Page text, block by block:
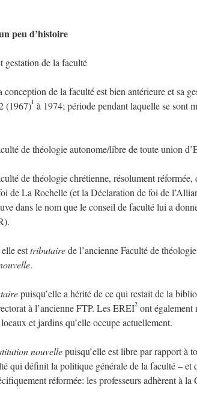
peu d’histoire
gestation de la faculté
de la faculté est bien antérieure et sa
(1967)1 à 1974; période pendant laquelle se sont
de théologie autonome/libre de toute union
de théologie chrétienne, résolument
de La Rochelle (et la Déclaration de foi de
dans le nom que le conseil de faculté lui a
esttributairede l’ancienne Faculté de
.
puisqu’elle a hérité de ce qui restait de la
à l’ancienne FTP. Les EREI2 ont également
et jardins qu’elle occupe actuellement.
nouvellepuisqu’elle est libre par rapport à
qui définit la politique générale de la faculté – et
réformée: les professeurs adhèrent à